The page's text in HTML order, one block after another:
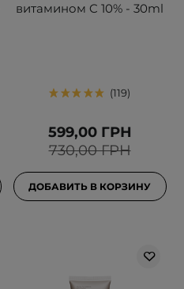
витамином C 10% - 30ml
119
730,00 ГРН
599,00 ГРН
ДОБАВИТЬ В КОРЗИНУ